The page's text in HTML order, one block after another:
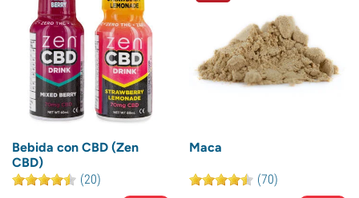
Bebida con CBD (Zen
CBD)
(20)
Maca
(70)